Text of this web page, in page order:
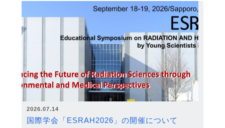
2026.07.14
国際学会「ESRAH2026」の開催について